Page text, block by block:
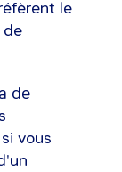
le
de
de
vous